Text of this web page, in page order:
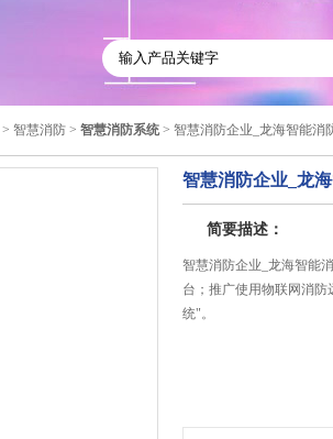
> 智慧消防 > 智慧消防系统 > 智慧消防企业_龙海智能消
智慧消防企业_龙
简要描述：
智慧消防企业_龙海智能
台；推广使用物联网消
统"。